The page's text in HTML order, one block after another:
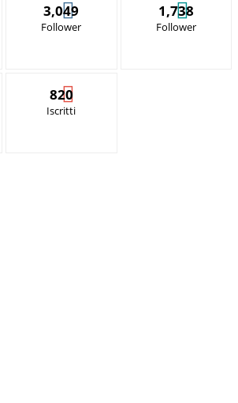
3,049
Follower
1,738
Follower
820
Iscritti